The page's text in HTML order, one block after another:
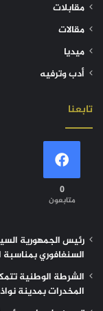
مقابلات
مقالات
ميديا
أدب وترفيه
تابعنا
0
متابعون
رئيس الجمهورية
السنغافوري
الشرطة الوطنية
المخدرات بمدينة